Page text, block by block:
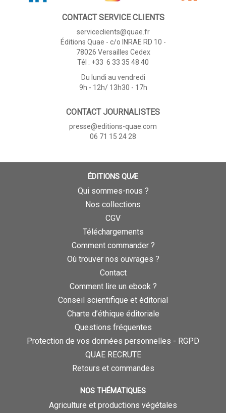
CONTACT SERVICE CLIENTS
serviceclients@quae.fr
Éditions Quae - c/o INRAE RD 10 -
78026 Versailles Cedex
Tél : +33 6 33 35 48 40
Du lundi au vendredi
9h - 12h/ 13h30 - 17h
CONTACT JOURNALISTES
presse@editions-quae.com
06 71 15 24 28
ÉDITIONS QUÆ
Qui sommes-nous ?
Nos collections
CGV
Téléchargements
Comment commander ?
Où trouver nos ouvrages ?
Contact
Comment lire un ebook ?
Conseil scientifique et éditorial
Charte d’éthique éditoriale
Questions fréquentes
Protection de vos données personnelles - RGPD
QUAE RECRUTE
Retours et commandes
NOS THÉMATIQUES
Agriculture et productions végétales